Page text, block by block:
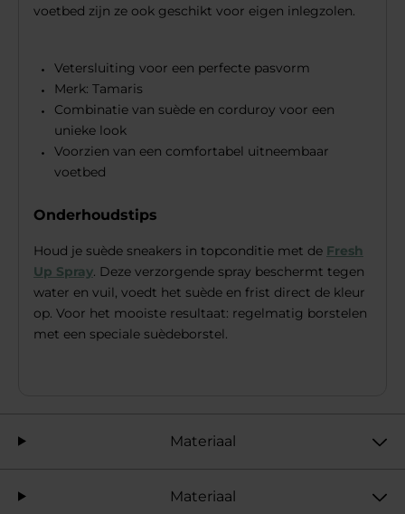
voetbed zijn ze ook geschikt voor eigen inlegzolen.
Vetersluiting voor een perfecte pasvorm
Merk: Tamaris
Combinatie van suède en corduroy voor een
unieke look
Voorzien van een comfortabel uitneembaar
voetbed
Onderhoudstips
Houd je suède sneakers in topconditie met de Fresh
Up Spray. Deze verzorgende spray beschermt tegen
water en vuil, voedt het suède en frist direct de kleur
op. Voor het mooiste resultaat: regelmatig borstelen
met een speciale suèdeborstel.
Materiaal
Materiaal